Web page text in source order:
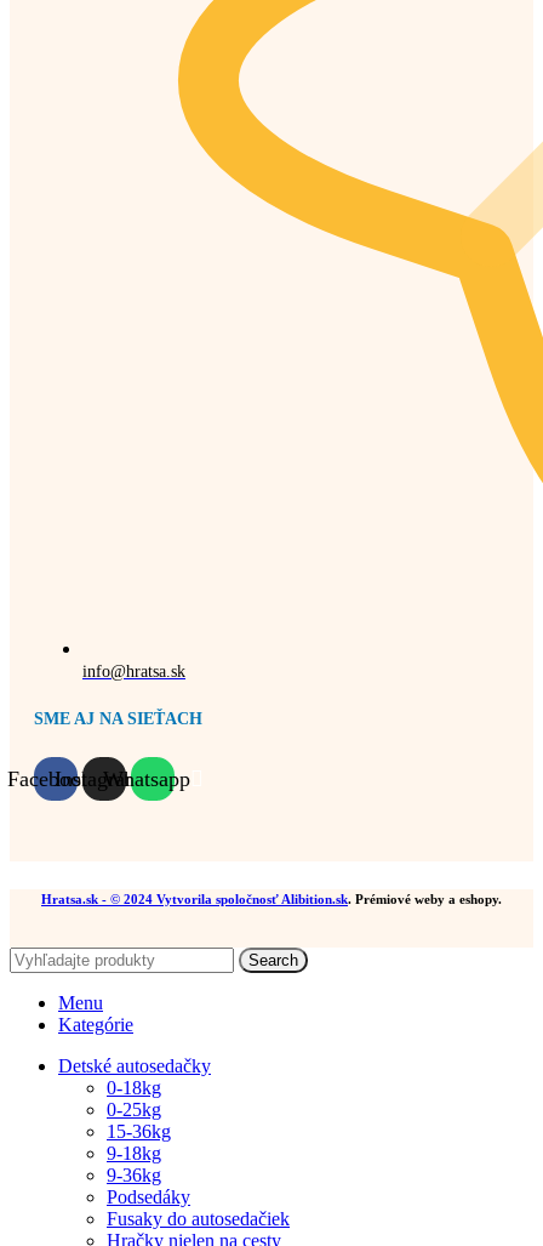
info@hratsa.sk
SME AJ NA SIEŤACH
FacebookInstagramWhatsapp
Hratsa.sk - © 2024 Vytvorila spoločnosť Alibition.sk. Prémiové weby a eshopy.
Search
Menu
Kategórie
Detské autosedačky
0-18kg
0-25kg
15-36kg
9-18kg
9-36kg
Podsedáky
Fusaky do autosedačiek
Hračky nielen na cesty